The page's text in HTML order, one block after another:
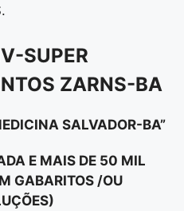
SUPER
ZARNS-BA
SALVADOR-BA”
E MAIS DE 50 MIL
GABARITOS /OU